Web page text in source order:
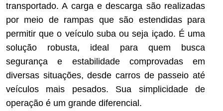
transportado. A carga e descarga são realizadas
por meio de rampas que são estendidas para
permitir que o veículo suba ou seja içado. É uma
solução robusta, ideal para quem busca
segurança e estabilidade comprovadas em
diversas situações, desde carros de passeio até
veículos mais pesados. Sua simplicidade de
operação é um grande diferencial.